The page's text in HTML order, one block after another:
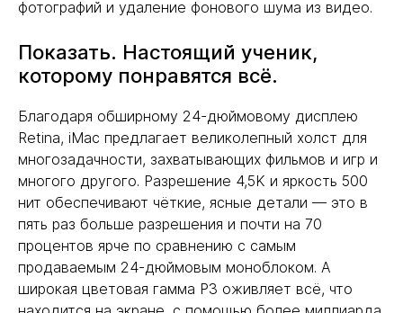
фотографий и удаление фонового шума из видео.
Показать. Настоящий ученик,
которому понравятся всё.
Благодаря обширному 24-дюймовому дисплею
Retina, iMac предлагает великолепный холст для
многозадачности, захватывающих фильмов и игр и
многого другого. Разрешение 4,5K и яркость 500
нит обеспечивают чёткие, ясные детали — это в
пять раз больше разрешения и почти на 70
процентов ярче по сравнению с самым
продаваемым 24-дюймовым моноблоком. А
широкая цветовая гамма P3 оживляет всё, что